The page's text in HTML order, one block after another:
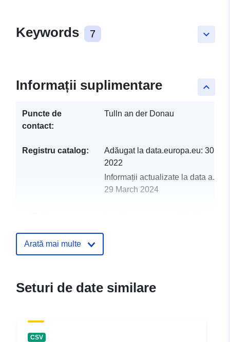
keyboard_arrow_down
Keywords 7
keyboard_arrow_up
Informații suplimentare
Puncte de
contact:
Tulln an der Donau
Registru catalog: Adăugat la data.europa.eu: 30
2022
Informații actualizate la data
29 March 2024
Arată mai multe
Seturi de date similare
CSV